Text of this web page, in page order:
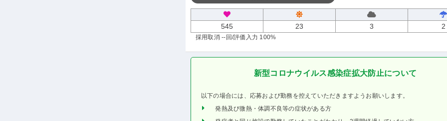
545 23 3 2
採用取消 --回/評価入力 100%
新型コロナウイルス感染症拡大防止について
以下の場合には、応募および勤務を控えていただきますようお願いします。
発熱及び微熱・体調不良等の症状がある方